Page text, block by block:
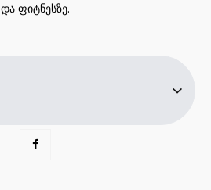
და ფიტნესზე.